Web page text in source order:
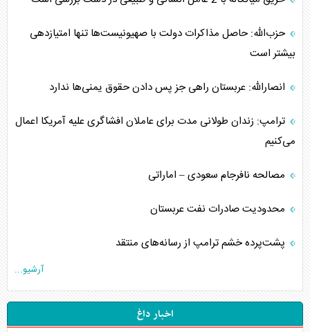
حزب‌الله: حاصل مذاکرات دولت با صهیونیست‌ها تنها امتیازدهی‌
بیشتر است
انصارالله: عربستان راهی جز پس دادن حقوق یمنی‌ها ندارد
ترامپ: زندان طولانی مدت برای عاملان افشاگری‌ علیه آمریکا اعمال
می‌کنیم
مصالحه نافرجام سعودی – اماراتی
محدودیت صادرات نفت عربستان
پشت‌پرده خشم ترامپ از رسانه‌های منتقد
آرشیو...
اخبار داغ